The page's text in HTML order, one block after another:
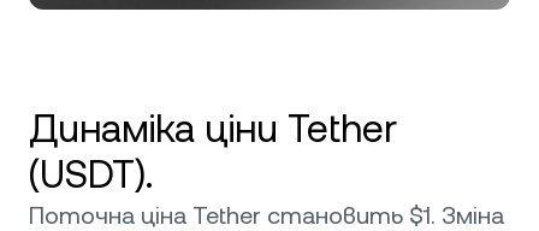
Динаміка ціни Tether
(USDT).
Поточна ціна Tether становить $1. Зміна